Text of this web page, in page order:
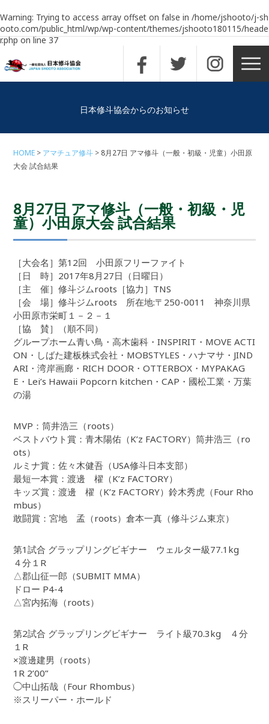
Warning: Trying to access array offset on false in /home/jshooto/j-sh
ooto.com/public_html/wp/wp-content/themes/jshooto180115/heade
r.phpon line37
日本修斗協会からのお知らせ
HOME アマチュア修斗
8月27日 アマ修斗（一般・初級・児童）小田原
大会 試合結果
8月27日 アマ修斗（一般・初級・児
童）小田原大会 試合結果
［大会名］第12回 小田原フリーファイト
［日 時］2017年8月27日（日曜日）
［主 催］修斗ジムroots［協力］TNS
［会 場］修斗ジムroots 所在地:〒250-0011 神奈川県
小田原市栄町１－２－１
［協 賛］（順不同）
グループホーム青い鳥・高木歯科・INSPIRIT・MOVE ACTI
ON・しばた建板株式会社・MOBSTYLES・ハナマサ・JIND
ARI・湾岸画廊・RICH DOOR・OTTERBOX・MYPAKAG
E・Lei’s Hawaii Popcorn kitchen・CAP・國松工業・万葉
の湯
MVP：筒井浩三（roots）
ベストバウト賞：青木陽佑（K’z FACTORY）筒井浩三（ro
ots）
ルミナ賞：佐々木健吾（USA修斗日本支部）
最短一本賞：渡邊 櫂（K’z FACTORY）
キッズ賞：渡邊 櫂（K’z FACTORY）鈴木秀虎（Four Rho
mbus）
敢闘賞：宮地 孟（roots）倉本一真（修斗ジム東京）
第1試合 グラップリングビギナー ウェルター級77.1kg
４分１R
△郡山征一郎（SUBMIT MMA）
ドロー P4-4
△宮内拓海（roots）
第2試合 グラップリングビギナー ライト級70.3kg ４分
１R
×渡邊建男（roots）
1R 2’00”
◯中山拓哉（Four Rhombus）
※スリーパー・ホールド